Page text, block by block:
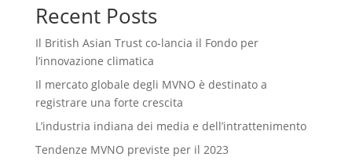
Recent Posts
Il British Asian Trust co-lancia il Fondo per
l’innovazione climatica
Il mercato globale degli MVNO è destinato a
registrare una forte crescita
L’industria indiana dei media e dell’intrattenimento
Tendenze MVNO previste per il 2023